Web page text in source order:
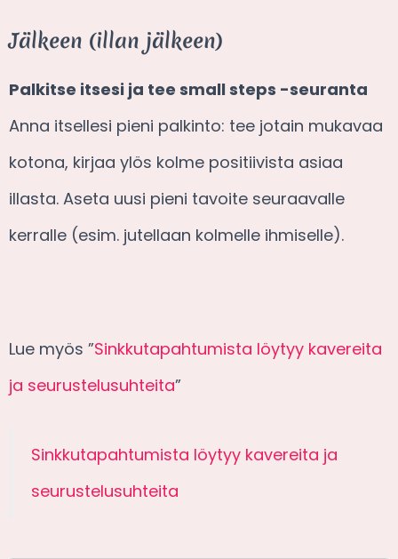
Jälkeen (illan jälkeen)
Palkitse itsesi ja tee small steps -seuranta
Anna itsellesi pieni palkinto: tee jotain mukavaa
kotona, kirjaa ylös kolme positiivista asiaa
illasta. Aseta uusi pieni tavoite seuraavalle
kerralle (esim. jutellaan kolmelle ihmiselle).
Lue myös ”Sinkkutapahtumista löytyy kavereita
ja seurustelusuhteita”
Sinkkutapahtumista löytyy kavereita ja
seurustelusuhteita